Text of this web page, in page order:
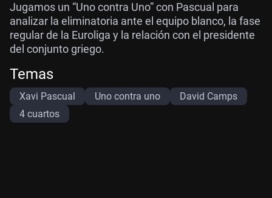
Jugamos un “Uno contra Uno” con Pascual para
analizar la eliminatoria ante el equipo blanco, la fase
regular de la Euroliga y la relación con el presidente
del conjunto griego.
Temas
Xavi Pascual Uno contra uno
David Camps
4 cuartos